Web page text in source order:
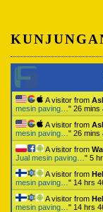
A visitor from
mesin paving… " 26 mins
A visitor from
mesin paving… " 26 mins
A visitor from
Jual mesin paving… " 5
A visitor from
mesin paving… " 14 hrs
A visitor from
mesin paving… " 14 hrs